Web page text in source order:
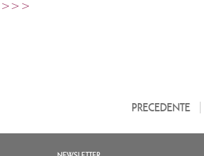
>>>
PRECEDENTE